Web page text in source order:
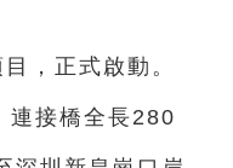
，正式啟動。
連接橋全長280